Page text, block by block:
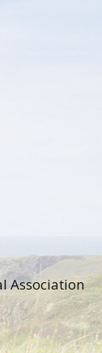
Association